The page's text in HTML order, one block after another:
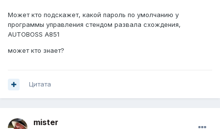
Может кто подскажет, какой пароль по умолчанию у
программы управления стендом развала схождения,
AUTOBOSS A851
может кто знает?
Цитата
mister